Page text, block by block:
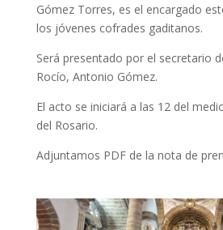
Gómez Torres, es el encargado
los jóvenes cofrades gaditanos.
Será presentado por el secretario
Rocío, Antonio Gómez.
El acto se iniciará a las 12 del
del Rosario.
Adjuntamos PDF de la nota de